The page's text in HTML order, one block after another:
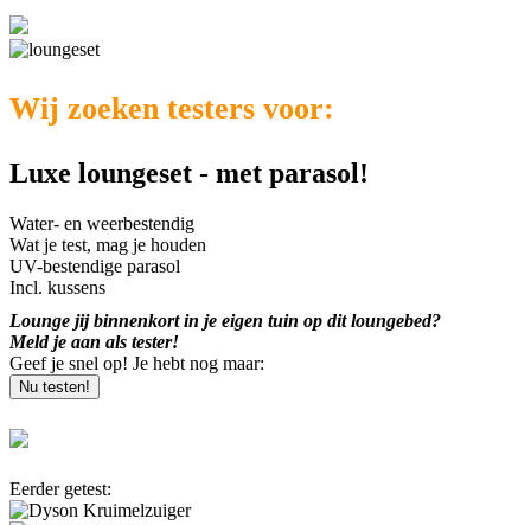
Wij zoeken testers voor:
Luxe loungeset - met parasol!
Water- en weerbestendig
Wat je test, mag je houden
UV-bestendige parasol
Incl. kussens
Lounge jij binnenkort in je eigen tuin op dit loungebed?
Meld je aan als tester!
Geef je snel op! Je hebt nog maar:
Nu testen!
Eerder getest: